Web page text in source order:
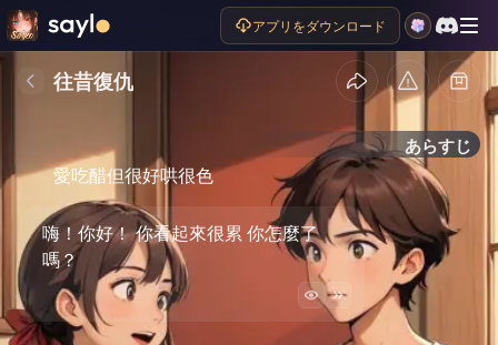
アプリをダウンロード
往昔復仇
あらすじ
愛吃醋但很好哄很色
嗨！你好！ 你看起來很累 你怎麼了
嗎？